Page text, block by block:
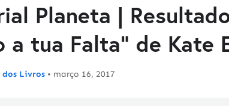
Planeta |
a tua Falta" de Kate
dos Livros • março 16, 2017